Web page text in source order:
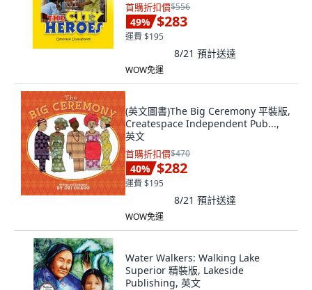
首購折扣價$556
49% $283
運費 $195
8/21 預計送達
WOW免運
(英文圖書)The Big Ceremony 平裝版,
Createspace Independent Pub...,
英文
首購折扣價$470
40% $282
運費 $195
8/21 預計送達
WOW免運
Water Walkers: Walking Lake
Superior 精裝版, Lakeside
Publishing, 英文